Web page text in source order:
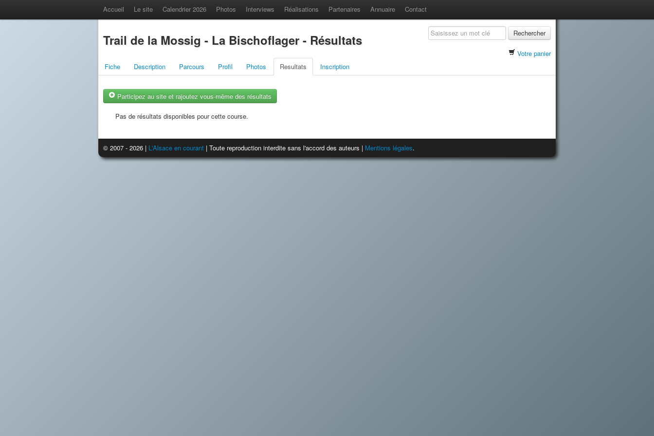
Accueil Le site Calendrier 2026 Photos Interviews Réalisations Partenaires Annuaire Contact
Trail de la Mossig - La Bischoflager - Résultats Rechercher
Votre panier
Fiche
Description Parcours Profil Photos Resultats Inscription
Participez au site et rajoutez vous-même des résultats
Pas de résultats disponibles pour cette course.
© 2007 - 2026 | L'Alsace en courant | Toute reproduction interdite sans l'accord des auteurs | Mentions légales.